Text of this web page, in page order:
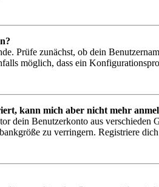
Prüfe zunächst, ob dein
möglich, dass ein
kann mich aber nicht mehr
dein Benutzerkonto aus
zu verringern. Registriere